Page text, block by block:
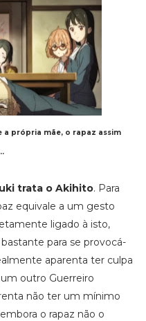
a própria mãe, o rapaz assim
trata o Akihito. Para
equivale a um gesto
ligado à isto,
para se provocá-
aparenta ter culpa
outro Guerreiro
não ter um mínimo
o rapaz não o